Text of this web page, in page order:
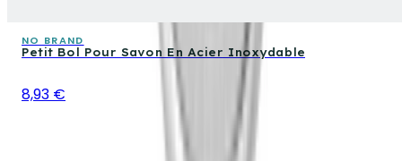
NO BRAND
Petit Bol Pour Savon En Acier Inoxydable
8,93 €